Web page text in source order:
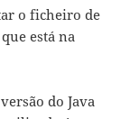
o ficheiro de
está na
do Java